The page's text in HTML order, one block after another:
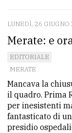
LUNEDÌ, 26
Merate: e
EDITORIALE
MERATE
Mancava la
il quadro. Prima
per inesistenti
fantasticato di
presidio